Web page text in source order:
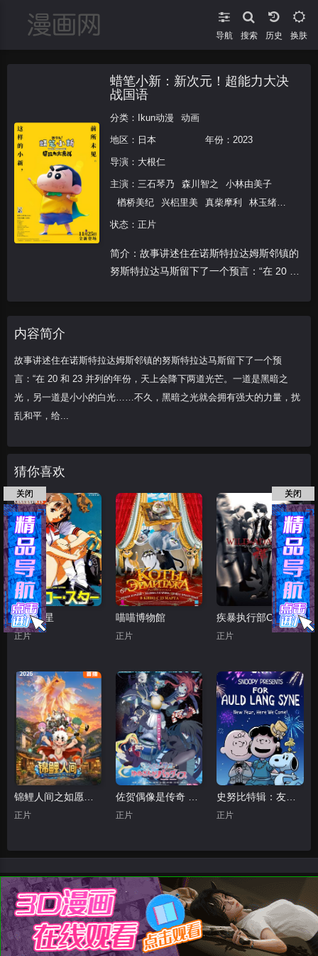
导航 搜索 换肤
蜡笔小新：新次元！超能力大决
战国语
分类： Ikun动漫 动画
地区： 日本 年份： 2023
导演： 大根仁
主演： 三石琴乃 森川智之
小林由美子
楢桥美纪
兴梠里美 真柴摩利
林玉绪
一龙斋贞友
状态：正片
简介：故事讲述住在诺斯特拉达姆斯邻镇的
努斯特拉达马斯留下了一个预言：“在 20 和
内容简介
故事讲述住在诺斯特拉达姆斯邻镇的努斯特拉达马斯留下了一个预
言：“在 20 和 23 并列的年份，天上会降下两道光芒。一道是黑暗之
光，另一道是小小的白光……不久，黑暗之光就会拥有强大的力量，扰
乱和平，给...
猜你喜欢
黄色之星
正片
喵喵博物館
正片
疾暴执行部OVA：禅
正片
正片 正片 正片
关闭 关闭